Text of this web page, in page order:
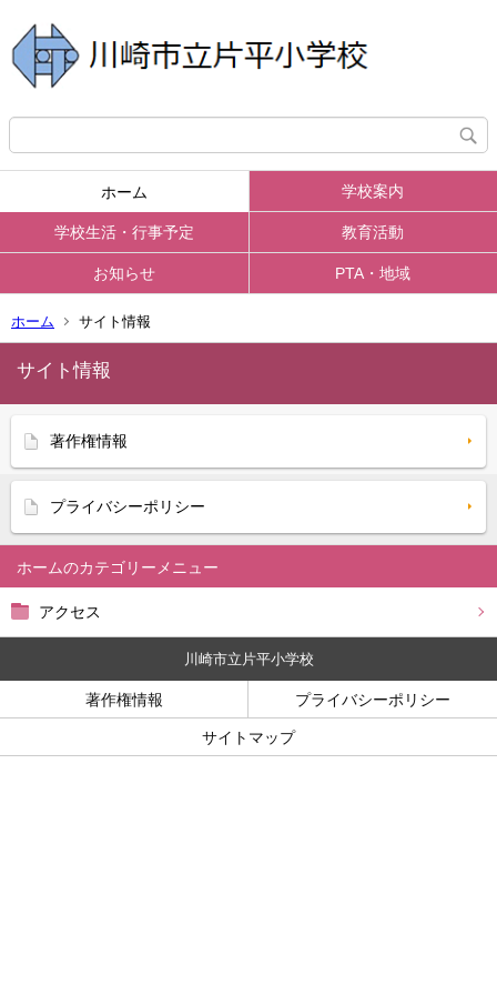
ホーム 学校案内
学校生活・行事予定 教育活動
お知らせ PTA・地域
ホーム サイト情報
ホーム
アクセス
サイト情報
著作権情報
プライバシーポリシー
川崎市立片平小学校
著作権情報 プライバシーポリシー
サイトマップ